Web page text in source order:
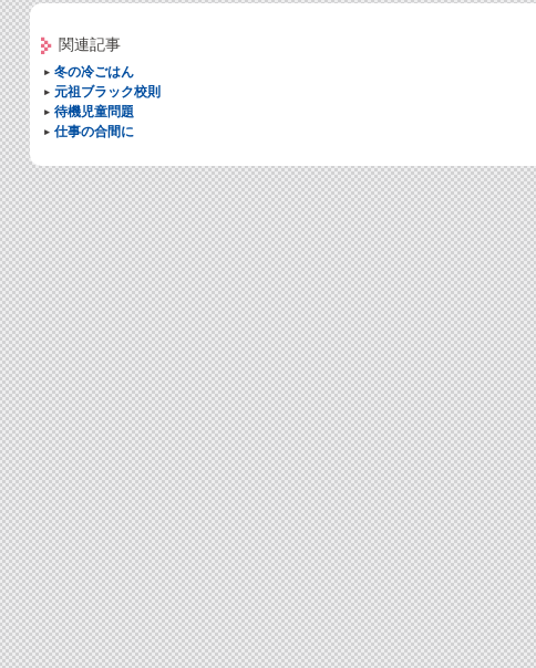
関連記事
冬の冷ごはん
元祖ブラック校則
待機児童問題
仕事の合間に